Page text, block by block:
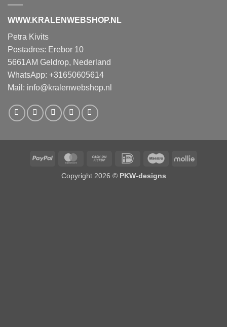
WWW.KRALENWEBSHOP.NL
Petra Kivits
Postadres: Erebor 10
5661AM Geldrop, Nederland
WhatsApp: +31650605614
Mail: info@kralenwebshop.nl
PayPal MasterCardCash
Pickup
IDeal Maestro Mollie
Copyright 2026 © PKW-designs